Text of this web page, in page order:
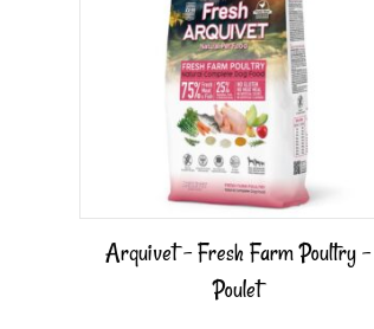
Arquivet – Fresh Farm Poultry –
Poulet